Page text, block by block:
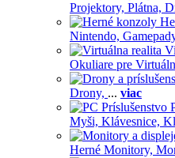
Projektory, Plátna,
Nintendo,
Okuliare pre
Drony, ... viac
Myši, Klávesnice,
Herné Monitory,